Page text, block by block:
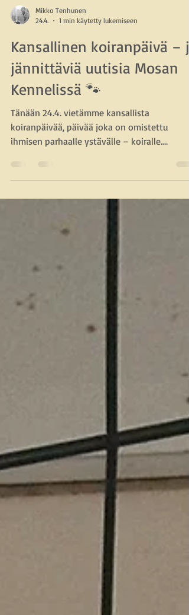
Mikko Tenhunen
24.4.
1 min käytetty lukemiseen
Kansallinen koiranpäivä – ja
jännittäviä uutisia Mosan
Kennelissä 🐾
Tänään 24.4. vietämme kansallista
Koiranpäivä on hyvä hetki pysähtyä
miettimään, mitä kaikkea koirat meille
kaikkea pyyteetöntä rakkautta. Meille Mosan
työ, vaan tärkeä osa arkea ja perhe-elämää.
Jokainen koira on yksilö, jonka hyvinvointi,
sydämenasia.